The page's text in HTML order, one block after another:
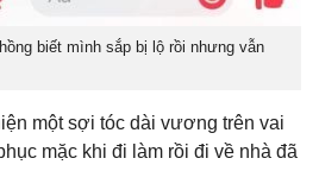
biết mình sắp bị lộ rồi nhưng vẫn
một sợi tóc dài vương trên vai
mặc khi đi làm rồi đi về nhà đã